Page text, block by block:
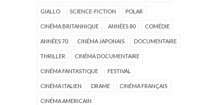
GIALLO SCIENCE-FICTION POLAR
CINÉMA BRITANNIQUE ANNÉES 80 COMÉDIE
ANNÉES 70 CINÉMA JAPONAIS DOCUMENTAIRE
THRILLER CINÉMA DOCUMENTAIRE
CINÉMA FANTASTIQUE FESTIVAL
CINÉMA ITALIEN DRAME CINÉMA FRANÇAIS
CINÉMA AMERICAIN